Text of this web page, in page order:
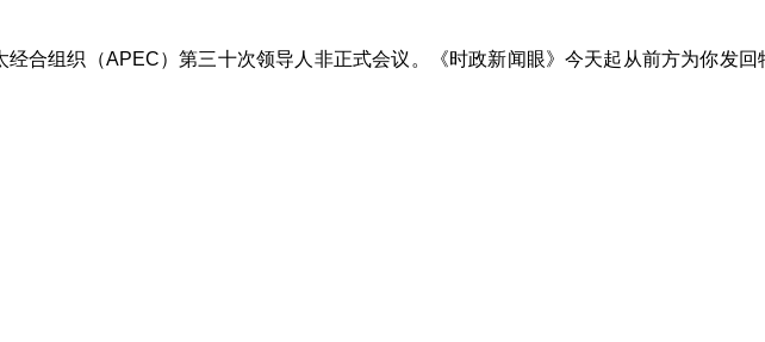
组织（APEC）第三十次领导人非正式会议。《时政新闻眼》今天起从前方为你发回